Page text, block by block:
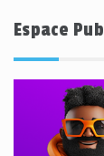
Espace Pub